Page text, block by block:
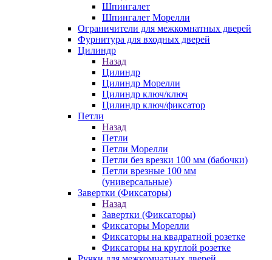
Шпингалет
Шпингалет Морелли
Ограничители для межкомнатных дверей
Фурнитура для входных дверей
Цилиндр
Назад
Цилиндр
Цилиндр Морелли
Цилиндр ключ/ключ
Цилиндр ключ/фиксатор
Петли
Назад
Петли
Петли Морелли
Петли без врезки 100 мм (бабочки)
Петли врезные 100 мм
(универсальные)
Завертки (Фиксаторы)
Назад
Завертки (Фиксаторы)
Фиксаторы Морелли
Фиксаторы на квадратной розетке
Фиксаторы на круглой розетке